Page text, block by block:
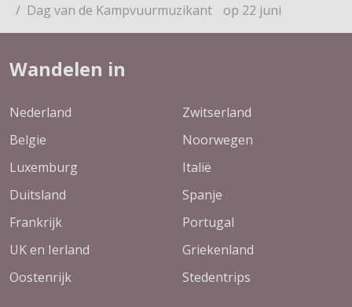
Dag van de Kampvuurmuzikant op 22 juni
Wandelen in
Nederland
Belgie
Luxemburg
Duitsland
Frankrijk
UK en Ierland
Oostenrijk
Zwitserland
Noorwegen
Italië
Spanje
Portugal
Griekenland
Stedentrips